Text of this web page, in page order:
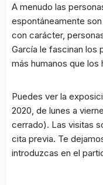
A menudo las
espontáneamente
con carácter,
García le fascinan los
más humanos que los
Puedes ver la
2020, de lunes a
cerrado). Las visitas
cita previa. Te
introduzcas en el